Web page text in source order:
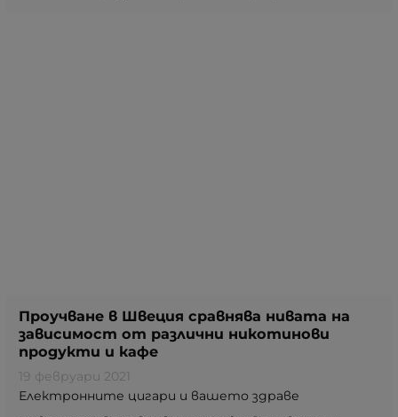
Проучване в Швеция сравнява нивата на
зависимост от различни никотинови
продукти и кафе
19 февруари 2021
Електронните цигари и вашето здраве